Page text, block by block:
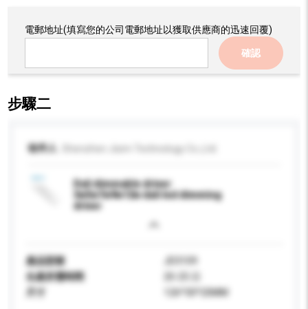
電郵地址(填寫您的公司電郵地址以獲取供應商的迅速回覆)
確認
步驟二
收件人
Dali dimmable driver
3w5w7w9w12w dali led dimming
driver
產品型號
JD3109
生產所需時間
126*30*20MM